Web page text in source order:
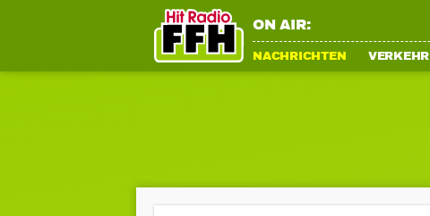
ON AIR:
NACHRICHTEN VERKEHR